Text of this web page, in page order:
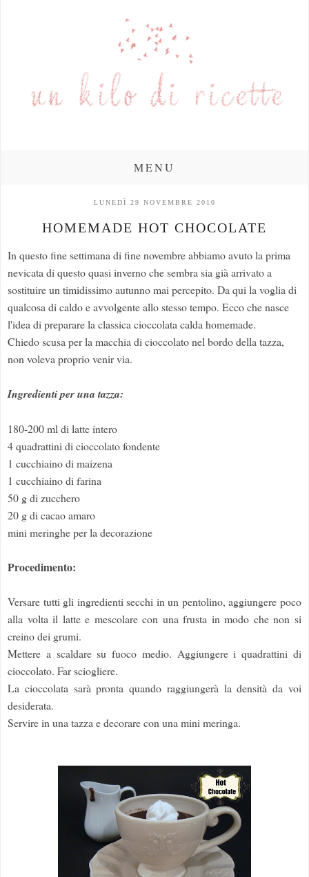
MENU
LUNEDÌ 29 NOVEMBRE 2010
HOMEMADE HOT CHOCOLATE
In questo fine settimana di fine novembre abbiamo avuto la prima
nevicata di questo quasi inverno che sembra sia già arrivato a
sostituire un timidissimo autunno mai percepito. Da qui la voglia di
qualcosa di caldo e avvolgente allo stesso tempo. Ecco che nasce
l'idea di preparare la classica cioccolata calda homemade.
Chiedo scusa per la macchia di cioccolato nel bordo della tazza,
non voleva proprio venir via.
Ingredienti per una tazza:
180-200 ml di latte intero
4 quadrattini di cioccolato fondente
1 cucchiaino di maizena
1 cucchiaino di farina
50 g di zucchero
20 g di cacao amaro
mini meringhe per la decorazione
Procedimento:
Versare tutti gli ingredienti secchi in un pentolino, aggiungere poco
alla volta il latte e mescolare con una frusta in modo che non si
creino dei grumi.
Mettere a scaldare su fuoco medio. Aggiungere i quadrattini di
cioccolato. Far sciogliere.
La cioccolata sarà pronta quando raggiungerà la densità da voi
desiderata.
Servire in una tazza e decorare con una mini meringa.